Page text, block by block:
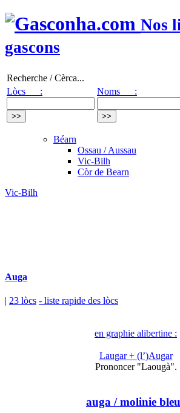
Nos
gascons
Recherche / Cèrca...
Lòcs :
Noms :
Béarn
Ossau / Aussau
Vic-Bilh
Còr de Bearn
Vic-Bilh
Auga
| 23 lòcs - liste rapide des lòcs
en graphie alibertine :
Laugar + (l’)Augar
Prononcer "Laougà".
auga / molinie